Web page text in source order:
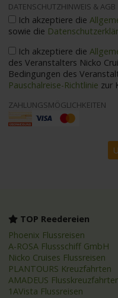
DATENSCHUTZHINWEIS & AGB
Ich akzeptiere die
sowie die
Ich akzeptiere die
des Veranstalters Nicko Cruises. Ferner
Bedingungen des
Pauschalreise-Richtlinie zur
ZAHLUNGSMÖGLICHKEITEN
TOP Reedereien
Phoenix Flussreisen
A-ROSA Flussschiff GmbH
Nicko Cruises Flussreisen
PLANTOURS Kreuzfahrten
AMADEUS
1AVista Flussreisen